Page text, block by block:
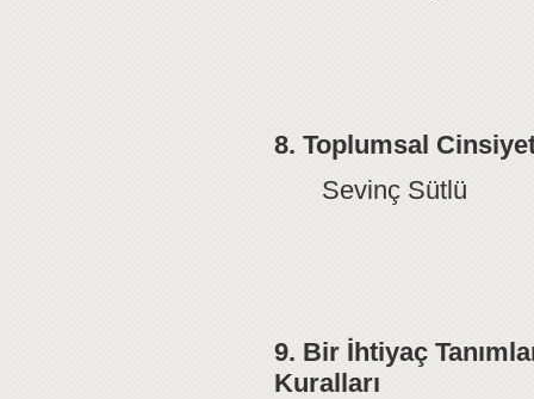
8. Toplumsal
Sevinç Sütlü
9. Bir İhtiyaç
Kuralları